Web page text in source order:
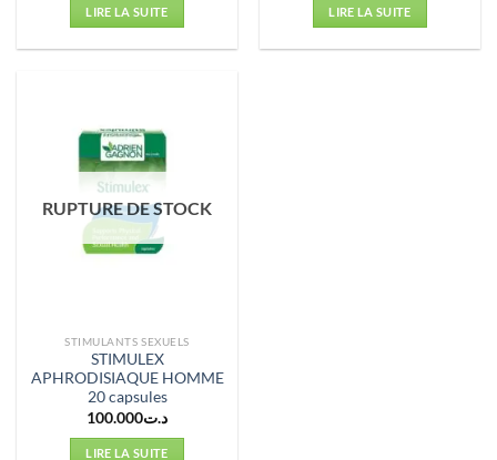
LIRE LA SUITE LIRE LA SUITE
RUPTURE DE STOCK
STIMULANTS SEXUELS
STIMULEX
APHRODISIAQUE HOMME
20 capsules
د.ت100.000
LIRE LA SUITE